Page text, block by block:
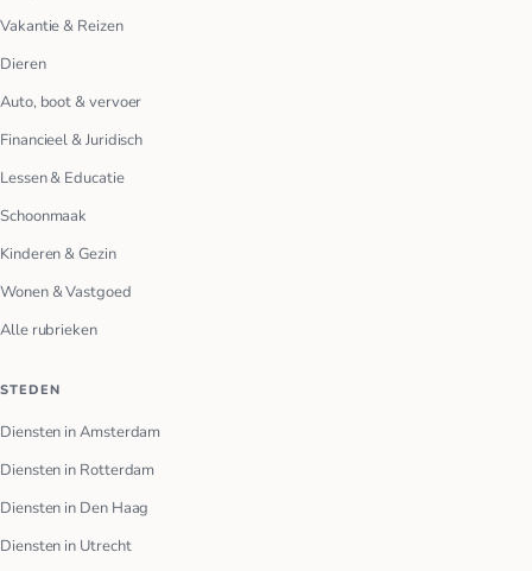
Vakantie & Reizen
Dieren
Auto, boot & vervoer
Financieel & Juridisch
Lessen & Educatie
Schoonmaak
Kinderen & Gezin
Wonen & Vastgoed
Alle rubrieken
STEDEN
Diensten in Amsterdam
Diensten in Rotterdam
Diensten in Den Haag
Diensten in Utrecht